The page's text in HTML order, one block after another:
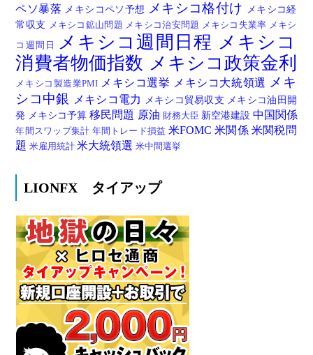
ペソ暴落 メキシコペソ予想 メキシコ格付け メキシコ経
常収支 メキシコ鉱山問題 メキシコ治安問題 メキシコ失業率 メキシ
コ週間日 メキシコ週間日程 メキシコ
消費者物価指数 メキシコ政策金利
メキシコ製造業PMI メキシコ選挙 メキシコ大統領選 メキ
シコ中銀
メキシコ電力 メキシコ貿易収支 メキシコ油田開
発 メキシコ予算移民問題 原油 財務大臣 新空港建設 中国関係
年間スワップ集計 年間トレード損益 米FOMC米関係 米関税問
題米雇用統計米大統領選米中間選挙
LIONFX タイアップ